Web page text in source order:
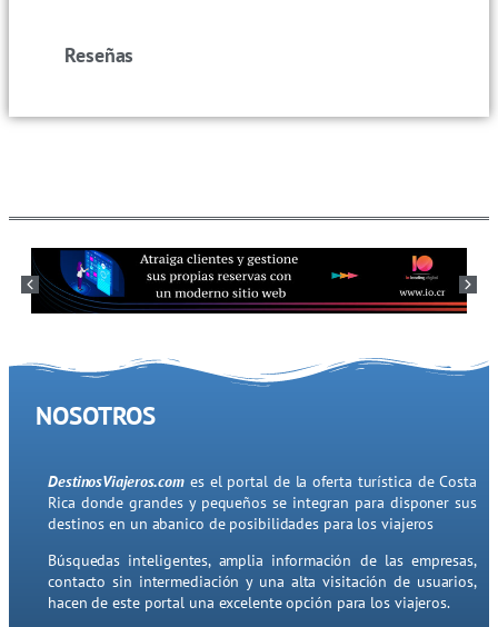
Reseñas
NOSOTROS
DestinosViajeros.com es el portal de la oferta turística de Costa
Rica donde grandes y pequeños se integran para disponer sus
destinos en un abanico de posibilidades para los viajeros
Búsquedas inteligentes, amplia información de las empresas,
contacto sin intermediación y una alta visitación de usuarios,
hacen de este portal una excelente opción para los viajeros.